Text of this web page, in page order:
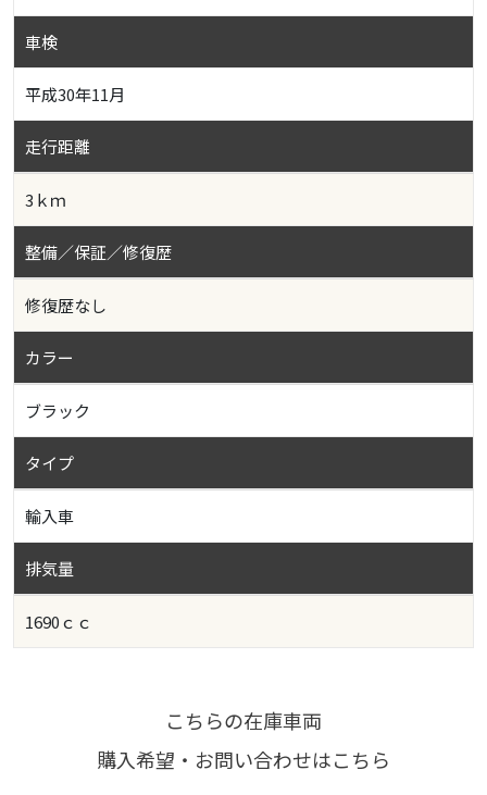
車検
平成30年11月
走行距離
3ｋｍ
整備／保証／修復歴
修復歴なし
カラー
ブラック
タイプ
輸入車
排気量
1690ｃｃ
こちらの在庫車両
購入希望・お問い合わせはこちら